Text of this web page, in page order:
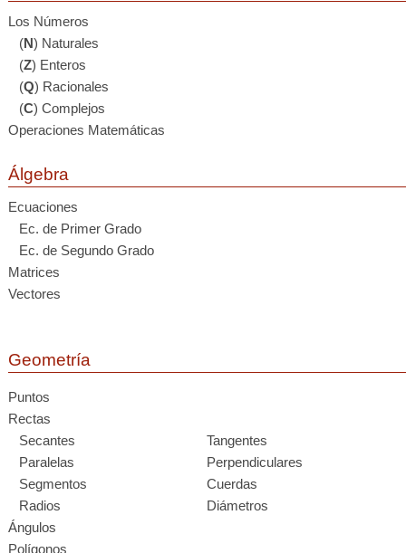
Los Números
(N) Naturales
(Z) Enteros
(Q) Racionales
(C) Complejos
Operaciones Matemáticas
Álgebra
Ecuaciones
Ec. de Primer Grado
Ec. de Segundo Grado
Matrices
Vectores
Geometría
Puntos
Rectas
Secantes
Tangentes
Paralelas
Perpendiculares
Segmentos
Cuerdas
Radios
Diámetros
Ángulos
Polígonos